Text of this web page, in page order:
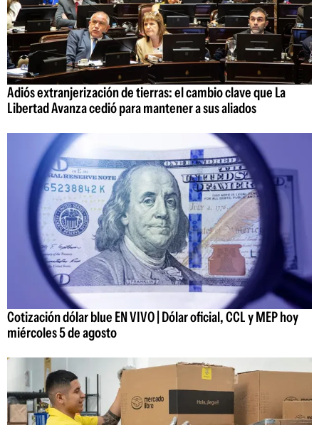
Adiós extranjerización de tierras: el cambio clave que La
Libertad Avanza cedió para mantener a sus aliados
Cotización dólar blue EN VIVO | Dólar oficial, CCL y MEP hoy
miércoles 5 de agosto